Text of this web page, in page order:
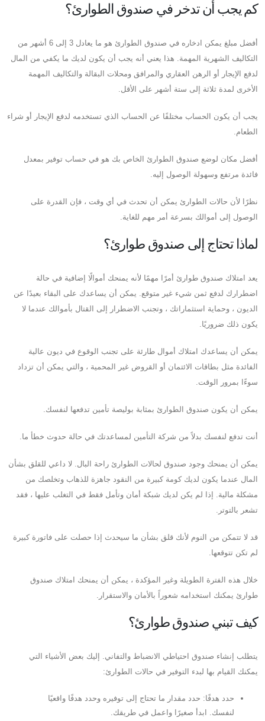
كم يجب أن تدخر في صندوق الطوارئ؟
أفضل مبلغ يمكن ادخاره في صندوق الطوارئ هو ما يعادل 3 إلى 6 أشهر من
التكاليف الشهرية المهمة. هذا يعني أنه يجب أن يكون لديك ما يكفي من المال
لدفع الإيجار أو الرهن العقاري والمرافق ومحلات البقالة والتكاليف المهمة
الأخرى لمدة ثلاثة إلى ستة أشهر على الأقل.
يجب أن يكون الحساب مختلفًا عن الحساب الذي تستخدمه لدفع الإيجار أو شراء
الطعام.
أفضل مكان لوضع صندوق الطوارئ الخاص بك هو في حساب توفير بمعدل
فائدة مرتفع وسهولة الوصول إليه.
نظرًا لأن حالات الطوارئ يمكن أن تحدث في أي وقت ، فإن القدرة على
الوصول إلى أموالك بسرعة أمر مهم للغاية.
لماذا تحتاج إلى صندوق طوارئ؟
يعد امتلاك صندوق طوارئ أمرًا مهمًا لأنه يمنحك أموالًا إضافية في حالة
اضطرارك لدفع ثمن شيء غير متوقع. يمكن أن يساعدك على البقاء بعيدًا عن
الديون ، وحماية استثماراتك ، وتجنب الاضطرار إلى القتال بأموالك عندما لا
يكون ذلك ضروريًا.
يمكن أن يساعدك امتلاك أموال طارئة على تجنب الوقوع في ديون عالية
الفائدة مثل بطاقات الائتمان أو القروض غير المحمية ، والتي يمكن أن تزداد
سوءًا بمرور الوقت.
يمكن أن يكون صندوق الطوارئ بمثابة بوليصة تأمين تدفعها لنفسك.
أنت تدفع لنفسك بدلاً من شركة التأمين لمساعدتك في حالة حدوث خطأ ما.
يمكن أن يمنحك وجود صندوق لحالات الطوارئ راحة البال. لا داعي للقلق بشأن
المال عندما يكون لديك كومة كبيرة من النقود جاهزة للذهاب وتخلصك من
مشكلة مالية. إذا لم يكن لديك شبكة أمان وتأمل فقط في التغلب عليها ، فقد
تشعر بالتوتر.
قد لا تتمكن من النوم لأنك قلق بشأن ما سيحدث إذا حصلت على فاتورة كبيرة
لم تكن تتوقعها.
خلال هذه الفترة الطويلة وغير المؤكدة ، يمكن أن يمنحك امتلاك صندوق
طوارئ يمكنك استخدامه شعوراً بالأمان والاستقرار.
كيف تبني صندوق طوارئ؟
يتطلب إنشاء صندوق احتياطي الانضباط والتفاني. إليك بعض الأشياء التي
يمكنك القيام بها لبدء التوفير في حالات الطوارئ:
حدد هدفًا: حدد مقدار ما تحتاج إلى توفيره وحدد هدفًا واقعيًا
لنفسك. ابدأ صغيرًا واعمل في طريقك.